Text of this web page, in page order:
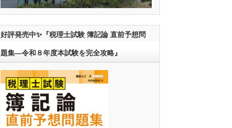
好評発売中✨『税理士試験 簿記論 直前予想問
題集―令和８年度本試験を完全攻略』